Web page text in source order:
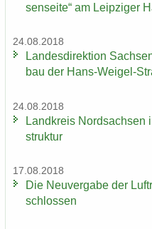
sen­sei­te“ am Leip­zi­ger
24.08.2018
Lan­des­di­rek­ti­on
bau der Hans-​Weigel-
24.08.2018
Land­kreis
struk­tur
17.08.2018
Die Neu­ver­ga­be der
schlos­sen